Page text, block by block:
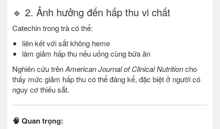
🔹 2. Ảnh hưởng đến hấp thu vi chất
Catechin trong trà có thể:
liên kết với sắt không heme
làm giảm hấp thu nếu uống cùng bữa ăn
Nghiên cứu trênAmerican Journal of Clinical Nutritioncho
thấy mức giảm hấp thu có thể đáng kể, đặc biệt ở người có
nguy cơ thiếu sắt.
🧠 Quan trọng: